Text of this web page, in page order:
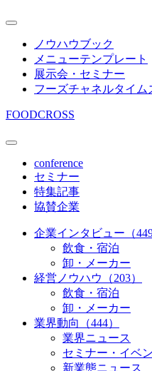
ノウハウブック
メニューテンプレート
展示会・セミナー
フーズチャネルタイム
FOODCROSS
conference
セミナー
特集記事
協賛企業
企業インタビュー（449
飲食・宿泊
卸・メーカー
経営ノウハウ（203）
飲食・宿泊
卸・メーカー
業界動向（444）
業界ニュース
セミナー・イベ
新業態ニュース